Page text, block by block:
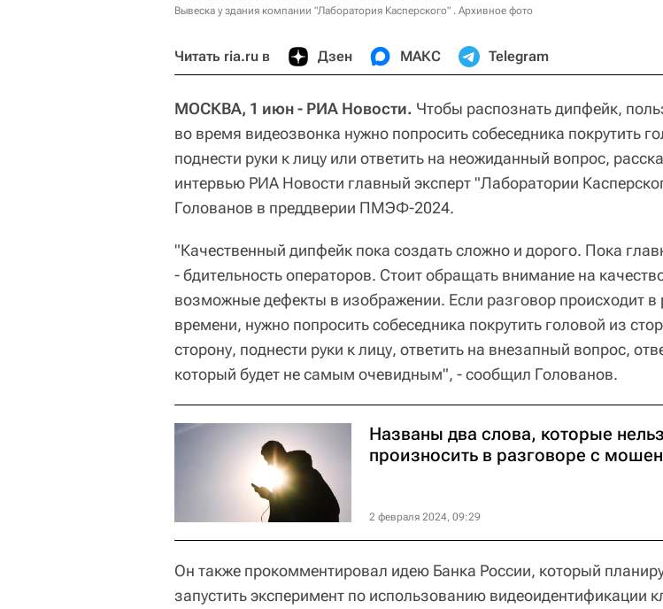
Вывеска у здания компании "Лаборатория Касперского" . Архивное фото
Читать ria.ru в Дзен МАКС Telegram
МОСКВА, 1 июн - РИА Новости. Чтобы распознать дипфейк,
во время видеозвонка нужно попросить собеседника покрутить
поднести руки к лицу или ответить на неожиданный вопрос,
интервью РИА Новости главный эксперт "Лаборатории
Голованов в преддверии ПМЭФ-2024.
"Качественный дипфейк пока создать сложно и дорого. Пока
- бдительность операторов. Стоит обращать внимание на
возможные дефекты в изображении. Если разговор происходит в
времени, нужно попросить собеседника покрутить головой из
сторону, поднести руки к лицу, ответить на внезапный вопрос,
который будет не самым очевидным", - сообщил Голованов.
Названы два слова, которые
произносить в разговоре с
2 февраля 2024, 09:29
Он также прокомментировал идею Банка России, который
запустить эксперимент по использованию видеоидентификации